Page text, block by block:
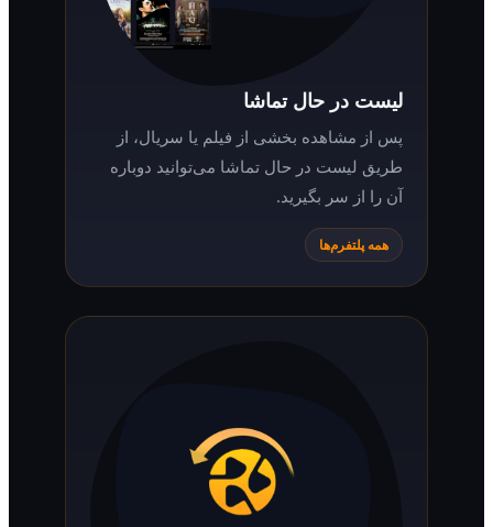
لیست در حال تماشا
پس از مشاهده بخشی از فیلم یا سریال، از
طریق لیست در حال تماشا می‌توانید دوباره
آن را از سر بگیرید.
همه پلتفرم‌ها